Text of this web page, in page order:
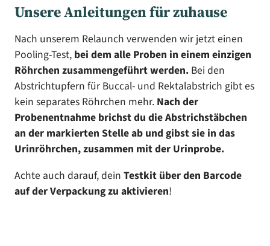
Unsere Anleitungen für zuhause
Nach unserem Relaunch verwenden wir jetzt einen
Pooling-Test, bei dem alle Proben in einem einzigen
Röhrchen zusammengeführt werden. Bei den
Abstrichtupfern für Buccal- und Rektalabstrich gibt es
kein separates Röhrchen mehr. Nach der
Probenentnahme brichst du die Abstrichstäbchen
an der markierten Stelle ab und gibst sie in das
Urinröhrchen, zusammen mit der Urinprobe.
Achte auch darauf, dein Testkit über den Barcode
auf der Verpackung zu aktivieren!